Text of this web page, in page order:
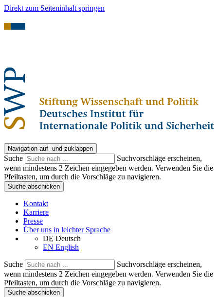
Direkt zum Seiteninhalt springen
Navigation auf- und zuklappen
Suche
Suchvorschläge erscheinen,
wenn mindestens 2 Zeichen eingegeben werden. Verwenden Sie die
Pfeiltasten, um durch die Vorschläge zu navigieren.
Suche abschicken
Kontakt
Karriere
Presse
Über uns in leichter Sprache
DE Deutsch
EN English
Suche
Suchvorschläge erscheinen,
wenn mindestens 2 Zeichen eingegeben werden. Verwenden Sie die
Pfeiltasten, um durch die Vorschläge zu navigieren.
Suche abschicken